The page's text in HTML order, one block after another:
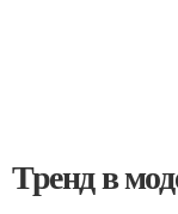
Тренд в